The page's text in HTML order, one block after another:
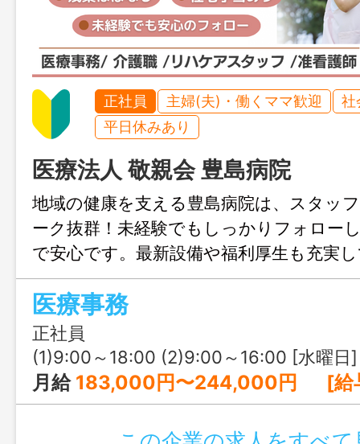
正社員 主婦(夫)・働くママ歓迎
社
平日休みあり
医療法人 敬親会 豊島病院
地域の健康を支える豊島病院は、スタッ
ーク抜群！未経験でもしっかりフォロー
で安心です。最新設備や福利厚生も充実
すさ◎。お休みもしっかり取れるので、
大切にできます。自分のペースで成長し
いを感じられる職場です！
医療事務
正社員
(1)9:00～18:00 (2)9:00～16:00 [水曜日] (3)9:00～13:00 [土曜日] ※シフト制 ※週40時間・月171時間で調整 ※1ヶ月単位
月給 183,000円〜244,000円 [給与の内訳] 基本給：156,000円〜200,000円 住宅（一律）手当：9,000円 資格手当：5,000円〜10,000円 処遇改善手当：7,000円〜